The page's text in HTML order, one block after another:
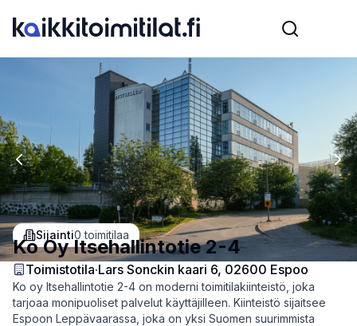
Previous slide
Sijainti0 toimitilaa
Ko Oy Itsehallintotie 2-4
Toimistotila·Lars Sonckin kaari 6, 02600 Espoo
Ko oy Itsehallintotie 2-4 on moderni toimitilakiinteistö, joka
tarjoaa monipuoliset palvelut käyttäjilleen. Kiinteistö sijaitsee
Espoon Leppävaarassa, joka on yksi Suomen suurimmista